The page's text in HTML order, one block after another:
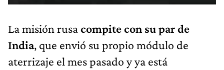
La misión rusacompite con su par de
India, que envió su propio módulo de
aterrizaje el mes pasado y ya está